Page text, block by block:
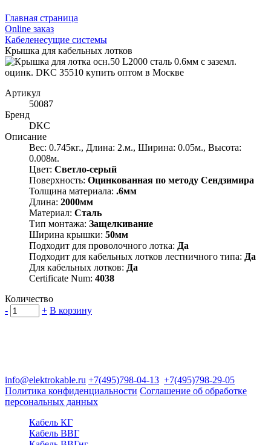
Главная страница
Оnline заказ
Кабеленесущие системы
Крышка для кабельных лотков
Артикул
50087
Бренд
DKC
Описание
Вес: 0.745кг., Длина: 2.м., Ширина: 0.05м., Высота:
0.008м.
Цвет: Светло-серый
Поверхность: Оцинкованная по методу Сендзимира
Толщина материала: .6мм
Длина: 2000мм
Материал: Сталь
Тип монтажа: Защелкивание
Ширина крышки: 50мм
Подходит для проволочного лотка: Да
Подходит для кабельных лотков лестничного типа: Да
Для кабельных лотков: Да
Certificate Num: 4038
Количество
-
+ В корзину
info@elektrokable.ru +7(495)798-04-13 +7(495)798-29-05
Политика конфиденциальности Соглашение об обработке
персональных данных
Кабель КГ
Кабель ВВГ